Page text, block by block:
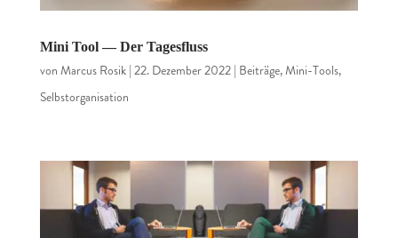
Mini Tool — Der Tagesfluss
von Marcus Rosik| 22. Dezember 2022| Beiträge,Mini-Tools,
Selbstorganisation